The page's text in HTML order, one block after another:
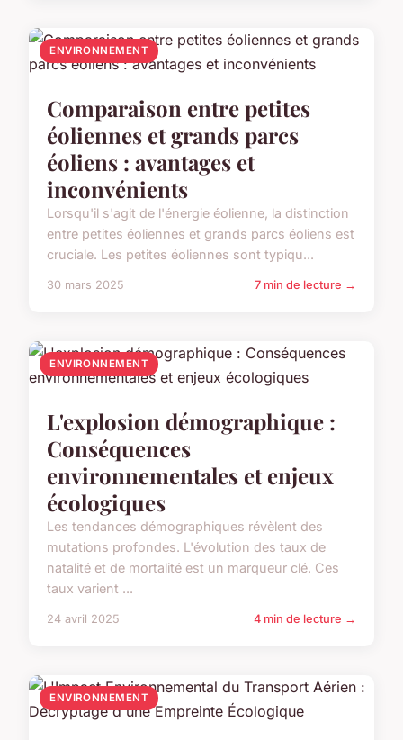
ENVIRONNEMENT
Comparaison entre petites
éoliennes et grands parcs
éoliens : avantages et
inconvénients
Lorsqu'il s'agit de l'énergie éolienne, la distinction
entre petites éoliennes et grands parcs éoliens est
cruciale. Les petites éoliennes sont typiqu...
30 mars 2025 7 min de lecture →
ENVIRONNEMENT
L'explosion démographique :
Conséquences
environnementales et enjeux
écologiques
Les tendances démographiques révèlent des
mutations profondes. L'évolution des taux de
natalité et de mortalité est un marqueur clé. Ces
taux varient ...
24 avril 2025 4 min de lecture →
ENVIRONNEMENT